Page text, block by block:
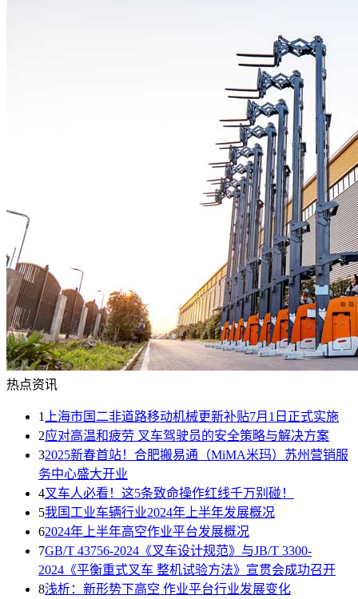
热点资讯
1
上海市国二非道路移动机械更新补贴7月1日正式实施
2应对高温和疲劳 叉车驾驶员的安全策略与解决方案
32025新春首站！合肥搬易通（MiMA米玛）苏州营销服
务中心盛大开业
4叉车人必看！这5条致命操作红线千万别碰！
5我国工业车辆行业2024年上半年发展概况
62024年上半年高空作业平台发展概况
7GB/T 43756-2024《叉车设计规范》与JB/T 3300-
2024《平衡重式叉车 整机试验方法》宣贯会成功召开
8浅析：新形势下高空 作业平台行业发展变化